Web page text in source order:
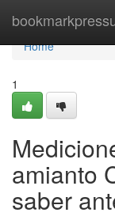
Home
Home
1
amianto
saber